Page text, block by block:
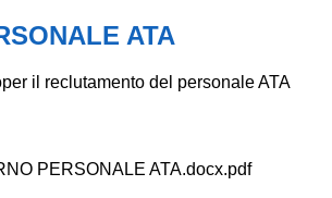
ATA
il reclutamento del personale ATA
PERSONALE ATA.docx.pdf